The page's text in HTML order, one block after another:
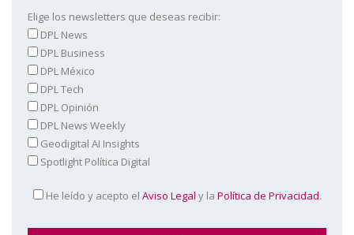
Elige los newsletters que deseas recibir:
DPL News
DPL Business
DPL México
DPL Tech
DPL Opinión
DPL News Weekly
Geodigital AI Insights
Spotlight Política Digital
He leído y acepto el Aviso Legal y la Política de Privacidad.